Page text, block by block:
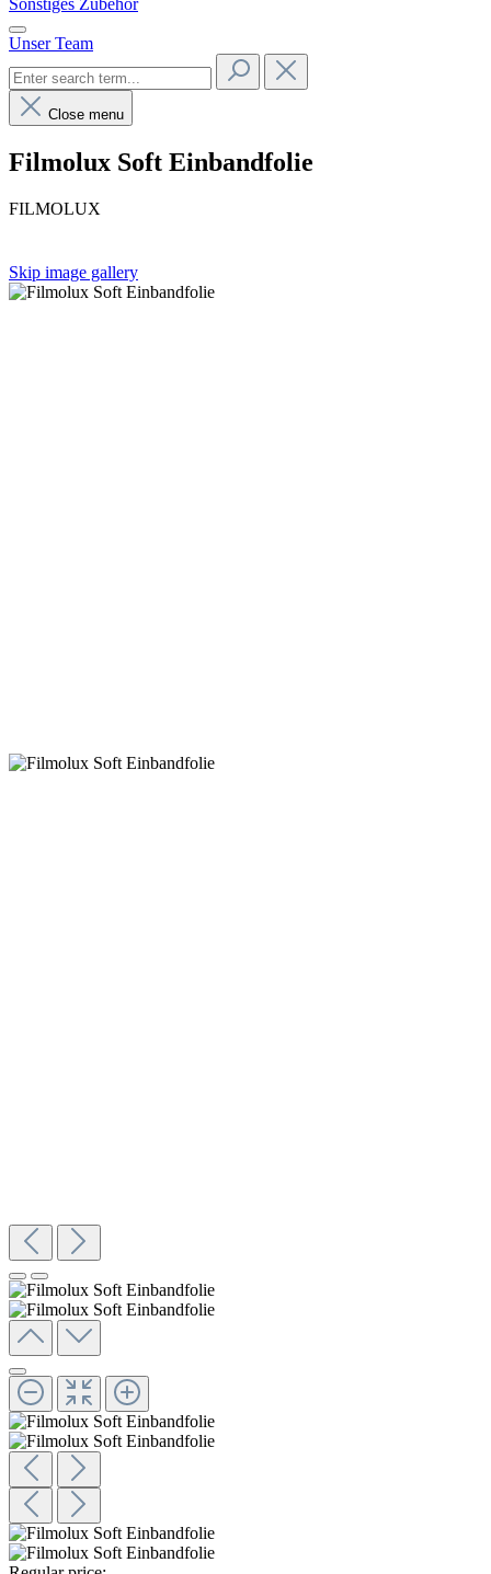
Sonstiges Zubehör
Unser Team
Close menu
Filmolux Soft Einbandfolie
FILMOLUX
Skip image gallery